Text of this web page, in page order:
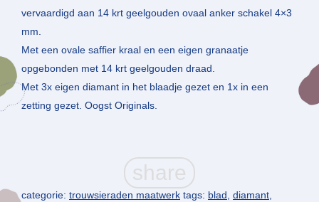
vervaardigd aan 14 krt geelgouden ovaal anker schakel 4×3
mm.
Met een ovale saffier kraal en een eigen granaatje
opgebonden met 14 krt geelgouden draad.
Met 3x eigen diamant in het blaadje gezet en 1x in een
zetting gezet. Oogst Originals.
categorie: trouwsieraden maatwerk tags: blad diamant